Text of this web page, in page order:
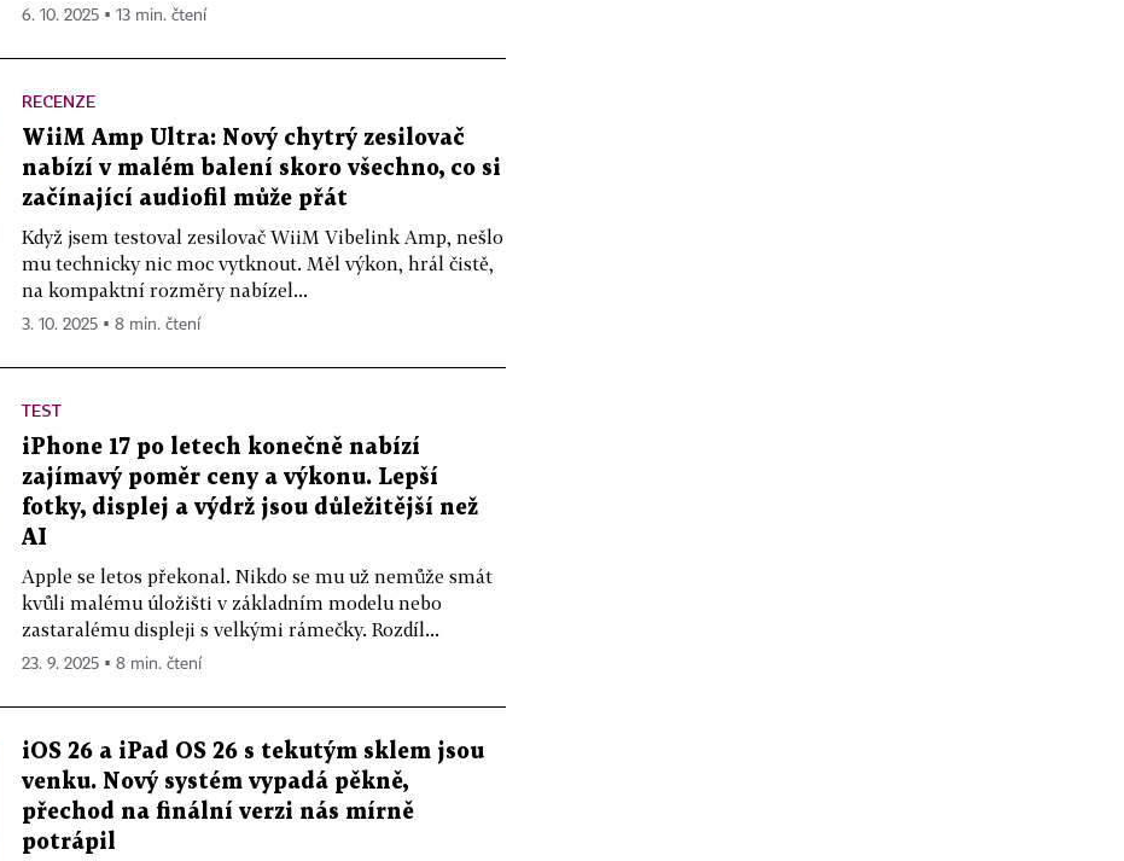
6. 10. 2025 ▪ 13 min. čtení
RECENZE
WiiM Amp Ultra: Nový chytrý zesilovač
nabízí v malém balení skoro všechno, co si
začínající audiofil může přát
Když jsem testoval zesilovač WiiM Vibelink Amp, nešlo
mu technicky nic moc vytknout. Měl výkon, hrál čistě,
na kompaktní rozměry nabízel...
3. 10. 2025 ▪ 8 min. čtení
TEST
iPhone 17 po letech konečně nabízí
zajímavý poměr ceny a výkonu. Lepší
fotky, displej a výdrž jsou důležitější než
AI
Apple se letos překonal. Nikdo se mu už nemůže smát
kvůli malému úložišti v základním modelu nebo
zastaralému displeji s velkými rámečky. Rozdíl...
23. 9. 2025 ▪ 8 min. čtení
iOS 26 a iPad OS 26 s tekutým sklem jsou
venku. Nový systém vypadá pěkně,
přechod na finální verzi nás mírně
potrápil